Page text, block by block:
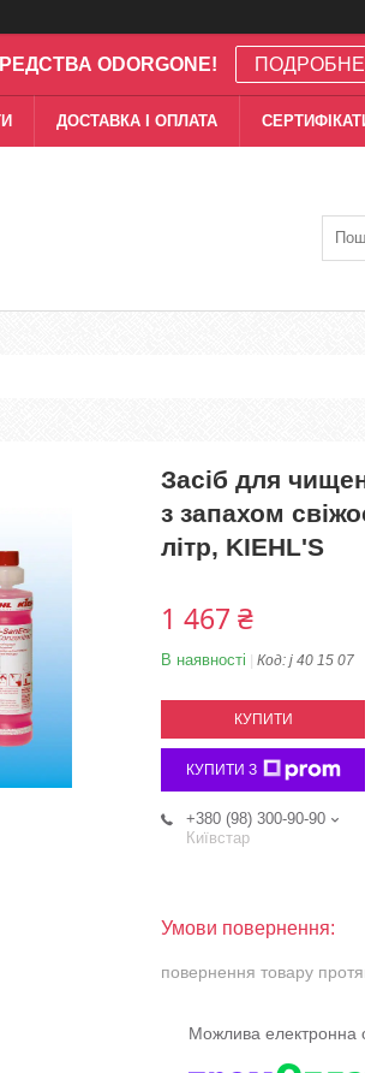
ODORGONE!
ДОСТАВКА І ОПЛАТА
Засіб для
з запахом
літр, KIEHL'S
1 467 ₴
В наявності Код: j 40 15 07
КУПИТИ
КУПИТИ З
+380 (98) 300-90-90
Київстар
повернення товару